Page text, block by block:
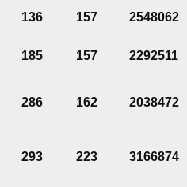
136 157 2548062
185 157 2292511
286 162 2038472
293 223 3166874